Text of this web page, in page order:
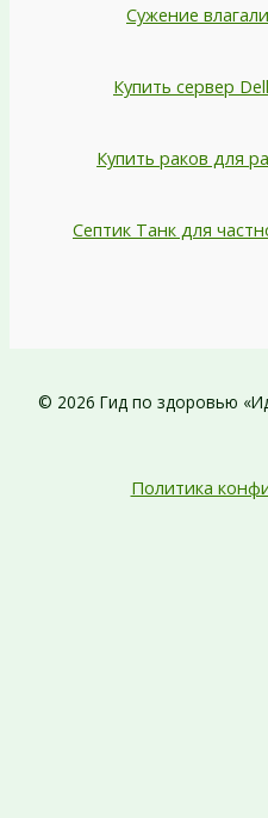
Сужение
Купить сервер
Купить раков для
Септик Танк для
© 2026 Гид по здоровью
Политика